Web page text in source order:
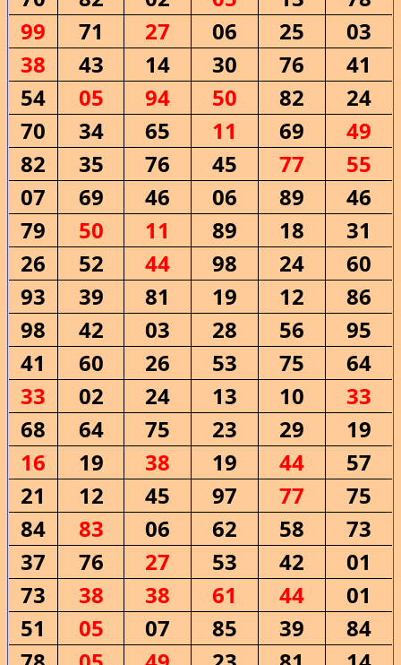
99
71 27 06 25
03
38
43 14 30 76
41
54
05 94 50 82
24
70
34 65 11 69
49
82
35 76 45 77
55
07
69 46 06 89
46
79
50 11 89 18
31
26
52 44 98 24
60
93
39 81 19 12
86
98
42 03 28 56
95
41
60 26 53 75
64
33
02 24 13 10
33
68
64 75 23 29
19
16
19 38 19 44
57
21
12 45 97 77
75
84
83 06 62 58
73
37
76 27 53 42
01
73
38 38 61 44
01
51
05 07 85 39
84